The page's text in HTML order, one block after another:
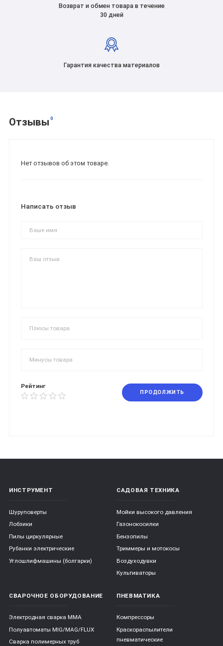
Возврат и обмен товара в течение
30 дней
Гарантия качества материалов
Отзывы 0
Нет отзывов об этом товаре.
Написать отзыв
Рейтинг
ПРОДОЛЖИТЬ
ИНСТРУМЕНТ
Шуруповерты
Лобзики
Пилы циркулярные
Рубанки электрические
Углошлифмашины (болгарки)
САДОВАЯ ТЕХНИКА
Мойки высокого давления
Газонокосилки
Бензопилы
Триммеры и мотокосы
Воздуходувки
Культиваторы
СВАРОЧНОЕ ОБОРУДОВАНИЕ
Электродная сварка ММА
Полуавтоматы MIG/MAG/FLUX
Сварка полимерных труб
ПНЕВМАТИКА
Компрессоры
Краскораспылители
пневматические